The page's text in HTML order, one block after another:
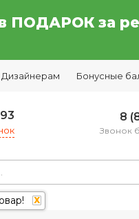
ПОДАРОК за
Дизайнерам Бонусные
8
Звонок
X